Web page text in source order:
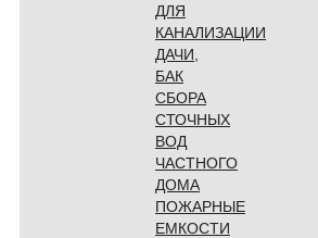
ДЛЯ
КАНАЛИЗАЦИИ
ДАЧИ,
БАК
СБОРА
СТОЧНЫХ
ВОД
ЧАСТНОГО
ДОМА
ПОЖАРНЫЕ
ЕМКОСТИ